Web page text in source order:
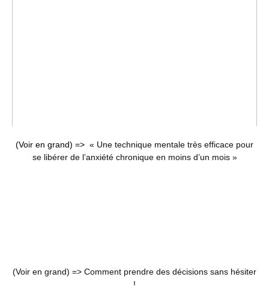
(Voir en grand) => « Une technique mentale très efficace pour
se libérer de l’anxiété chronique en moins d’un mois »
(Voir en grand) => Comment prendre des décisions sans hésiter
!